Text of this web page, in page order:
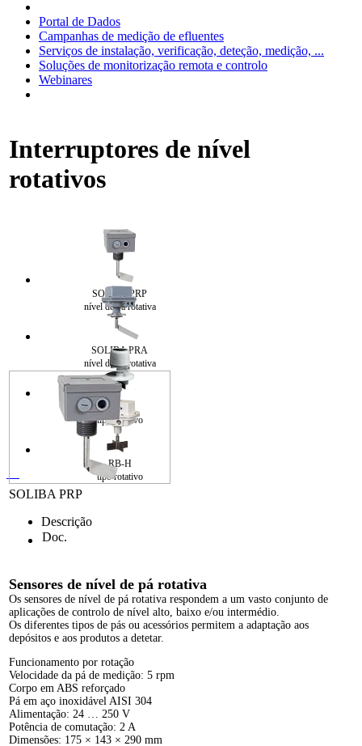
Portal de Dados
Campanhas de medição de efluentes
Serviços de instalação, verificação, deteção, medição, ...
Soluções de monitorização remota e controlo
Webinares
Interruptores de nível
rotativos
SOLIBA PRP
nível de pá rotativa
SOLIBA PRA
nível de pá rotativa
MR
tipo rotativo
RB-H
tipo rotativo
SOLIBA PRP
Descrição
Doc.
Sensores de nível de pá rotativa
Os sensores de nível de pá rotativa respondem a um vasto conjunto de
aplicações de controlo de nível alto, baixo e/ou intermédio.
Os diferentes tipos de pás ou acessórios permitem a adaptação aos
depósitos e aos produtos a detetar.
Funcionamento por rotação
Velocidade da pá de medição: 5 rpm
Corpo em ABS reforçado
Pá em aço inoxidável AISI 304
Alimentação: 24 … 250 V
Potência de comutação: 2 A
Dimensões: 175 × 143 × 290 mm